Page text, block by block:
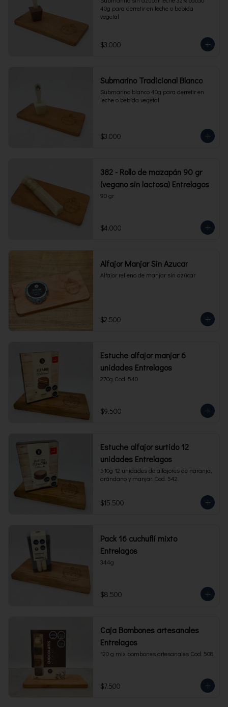
40g para derretir en leche o bebida
vegetal
$3.000
Submarino Tradicional Blanco
Submarino blanco 40g para derretir en
leche o bebida vegetal
$3.000
382 - Rollo de mazapán 90 gr
(vegano sin lactosa) Entrelagos
90 gr
$4.000
Alfajor Manjar Sin Azucar
Alfajor relleno de manjar sin azúcar
$2.500
Estuche alfajor manjar 6
unidades Entrelagos
270g Cod. 540
$9.500
Estuche alfajor surtido 12
unidades Entrelagos
510g 12 unidades de alfajores de naranja,
arándano y manjar. Cod. 542.
$15.500
Pack 16 cuchuflí mixto
Entrelagos
344g
$8.500
Caja Bombones artesanales
Entrelagos
120 g mix bombones artesanales Cod. 508
$7.500